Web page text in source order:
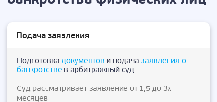
Подача заявления
Подготовка документов и подача заявления о
банкротстве в арбитражный суд
Суд рассматривает заявление от 1,5 до 3х
месяцев